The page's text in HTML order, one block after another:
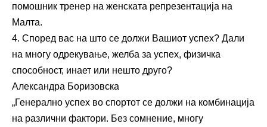
помошник тренер на женската репрезентација на
Малта.
4. Според вас на што се должи Вашиот успех? Дали
на многу одрекување, желба за успех, физичка
способност, инает или нешто друго?
Александра Боризовска
„Генерално успех во спортот се должи на комбинација
на различни фактори. Без сомнение, многу